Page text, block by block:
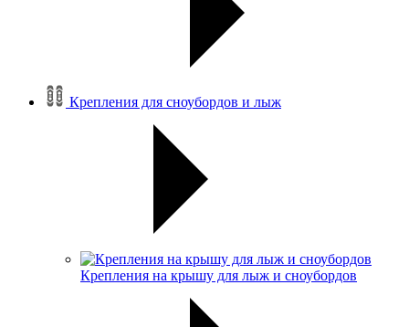
Крепления для сноубордов и лыж
Крепления на крышу для лыж и сноубордов